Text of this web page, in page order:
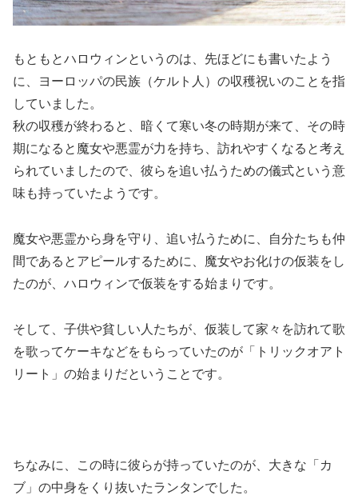
もともとハロウィンというのは、先ほどにも書いたよう
に、ヨーロッパの民族（ケルト人）の収穫祝いのことを指
していました。
秋の収穫が終わると、暗くて寒い冬の時期が来て、その時
期になると魔女や悪霊が力を持ち、訪れやすくなると考え
られていましたので、彼らを追い払うための儀式という意
味も持っていたようです。
魔女や悪霊から身を守り、追い払うために、自分たちも仲
間であるとアピールするために、魔女やお化けの仮装をし
たのが、ハロウィンで仮装をする始まりです。
そして、子供や貧しい人たちが、仮装して家々を訪れて歌
を歌ってケーキなどをもらっていたのが「トリックオアト
リート」の始まりだということです。
ちなみに、この時に彼らが持っていたのが、大きな「カ
ブ」の中身をくり抜いたランタンでした。